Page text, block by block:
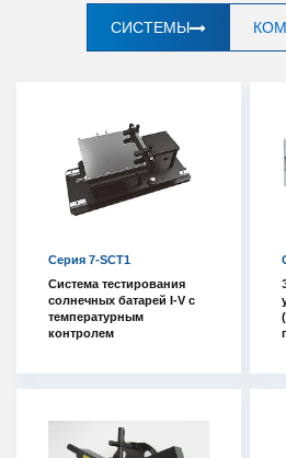
СИСТЕМЫ
Серия 7-SCT1
Система тестирования
солнечных батарей I-V с
температурным
контролем